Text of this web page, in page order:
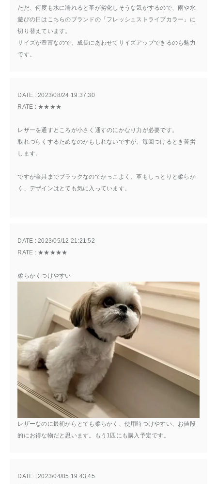
ただ、何度も水に濡れると革が劣化しそうな気がするので、雨や水
遊びの日はこちらのブランドの「フレッシュストライプカラー」に
切り替えています。
サイズが豊富なので、成長にあわせてサイズアップできるのも魅力
です。
DATE : 2023/08/24 19:37:30
RATE : ★★★★
レザーを通すところが小さく通すのにかなり力が必要です。
取れづらくするためなのかもしれないですが、毎回つけるとき苦労
します。
ですが金具までブラックなのでかっこよく、革もしっとりと柔らか
く、デザインはとても気に入っています。
柔らかくつけやすい
DATE : 2023/05/12 21:21:52
RATE : ★★★★★
レザーなのに最初からとても柔らかく、使用時つけやすい、お値段
的にお得な物だと思います。もう1匹にも購入予定です。
DATE : 2023/04/05 19:43:45